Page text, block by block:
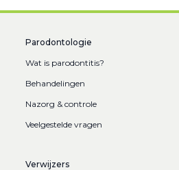
Parodontologie
Wat is parodontitis?
Behandelingen
Nazorg & controle
Veelgestelde vragen
Verwijzers